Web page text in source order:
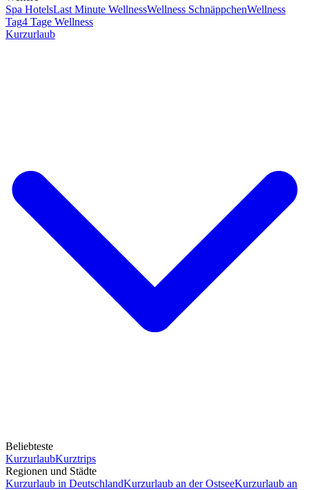
Spa HotelsLast Minute WellnessWellness SchnäppchenWellness
Tag4 Tage Wellness
Kurzurlaub
Beliebteste
KurzurlaubKurztrips
Regionen und Städte
Kurzurlaub in DeutschlandKurzurlaub an der OstseeKurzurlaub an